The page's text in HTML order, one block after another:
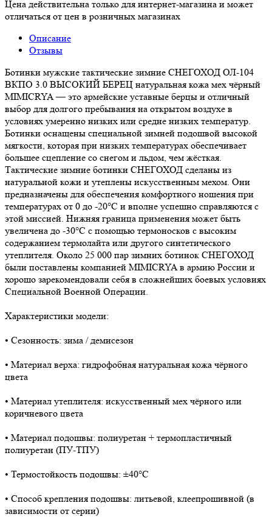
Цена действительна только для интернет-магазина и может
отличаться от цен в розничных магазинах
Описание
Отзывы
Ботинки мужские тактические зимние СНЕГОХОД ОЛ-104
ВКПО 3.0 ВЫСОКИЙ БЕРЕЦ натуральная кожа мех чёрный
MIMICRYA — это армейские уставные берцы и отличный
выбор для долгого пребывания на открытом воздухе в
условиях умеренно низких или средне низких температур.
Ботинки оснащены специальной зимней подошвой высокой
мягкости, которая при низких температурах обеспечивает
большее сцепление со снегом и льдом, чем жёсткая.
Тактические зимние ботинки СНЕГОХОД сделаны из
натуральной кожи и утеплены искусственным мехом. Они
предназначены для обеспечения комфортного ношения при
температурах от 0 до -20°C и вполне успешно справляются с
этой миссией. Нижняя граница применения может быть
увеличена до -30°C с помощью термоносков с высоким
содержанием термолайта или другого синтетического
утеплителя. Около 25 000 пар зимних ботинок СНЕГОХОД
были поставлены компанией MIMICRYA в армию России и
хорошо зарекомендовали себя в сложнейших боевых условиях
Специальной Военной Операции.
Характеристики модели:
• Сезонность: зима / демисезон
• Материал верха: гидрофобная натуральная кожа чёрного
цвета
• Материал утеплителя: искусственный мех чёрного или
коричневого цвета
• Материал подошвы: полиуретан + термопластичный
полиуретан (ПУ-ТПУ)
• Термостойкость подошвы: ±40°C
• Способ крепления подошвы: литьевой, клеепрошивной (в
зависимости от серии)